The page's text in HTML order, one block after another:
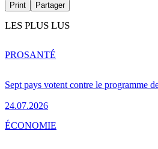
Print Partager
LES PLUS LUS
Sept pays votent contre le programme
24.07.2026
PROSANTÉ
ÉCONOMIE